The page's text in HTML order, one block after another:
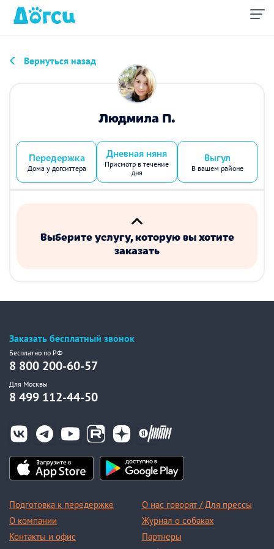
Вернуться назад
Людмила П.
Передержка
Дома у догситтера
Дневная няня
Присмотр в течение
дня
Выгул
В вашем районе
Выберите услугу, которую вы хотите
заказать
Заказать бесплатный звонок
Бесплатно по РФ
8 800 200-60-57
Для Москвы
8 499 112-44-50
Подготовка к передержке
О компании
Контакты и офис
О нас говорят / Для прессы
Журнал о собаках
Партнеры